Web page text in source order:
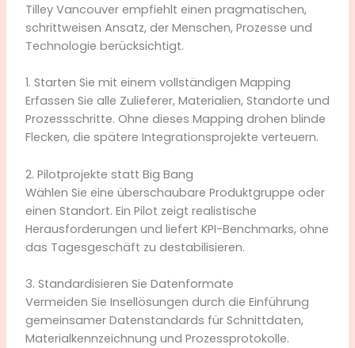
Tilley Vancouver empfiehlt einen pragmatischen,
schrittweisen Ansatz, der Menschen, Prozesse und
Technologie berücksichtigt.
1. Starten Sie mit einem vollständigen Mapping
Erfassen Sie alle Zulieferer, Materialien, Standorte und
Prozessschritte. Ohne dieses Mapping drohen blinde
Flecken, die spätere Integrationsprojekte verteuern.
2. Pilotprojekte statt Big Bang
Wählen Sie eine überschaubare Produktgruppe oder
einen Standort. Ein Pilot zeigt realistische
Herausforderungen und liefert KPI-Benchmarks, ohne
das Tagesgeschäft zu destabilisieren.
3. Standardisieren Sie Datenformate
Vermeiden Sie Insellösungen durch die Einführung
gemeinsamer Datenstandards für Schnittdaten,
Materialkennzeichnung und Prozessprotokolle.